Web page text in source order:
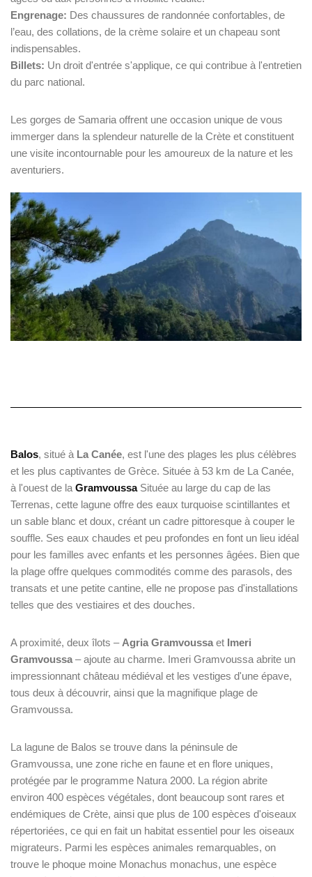
Engrenage: Des chaussures de randonnée confortables, de
l’eau, des collations, de la crème solaire et un chapeau sont
indispensables.
Billets: Un droit d'entrée s'applique, ce qui contribue à l'entretien
du parc national.
Les gorges de Samaria offrent une occasion unique de vous
immerger dans la splendeur naturelle de la Crète et constituent
une visite incontournable pour les amoureux de la nature et les
aventuriers.
Balos, situé à La Canée, est l'une des plages les plus célèbres
et les plus captivantes de Grèce. Située à 53 km de La Canée,
à l'ouest de la GramvoussaSituée au large du cap de las
Terrenas, cette lagune offre des eaux turquoise scintillantes et
un sable blanc et doux, créant un cadre pittoresque à couper le
souffle. Ses eaux chaudes et peu profondes en font un lieu idéal
pour les familles avec enfants et les personnes âgées. Bien que
la plage offre quelques commodités comme des parasols, des
transats et une petite cantine, elle ne propose pas d'installations
telles que des vestiaires et des douches.
A proximité, deux îlots – Agria Gramvoussa et Imeri
Gramvoussa – ajoute au charme. Imeri Gramvoussa abrite un
impressionnant château médiéval et les vestiges d'une épave,
tous deux à découvrir, ainsi que la magnifique plage de
Gramvoussa.
La lagune de Balos se trouve dans la péninsule de
Gramvoussa, une zone riche en faune et en flore uniques,
protégée par le programme Natura 2000. La région abrite
environ 400 espèces végétales, dont beaucoup sont rares et
endémiques de Crète, ainsi que plus de 100 espèces d'oiseaux
répertoriées, ce qui en fait un habitat essentiel pour les oiseaux
migrateurs. Parmi les espèces animales remarquables, on
trouve le phoque moine Monachus monachus, une espèce